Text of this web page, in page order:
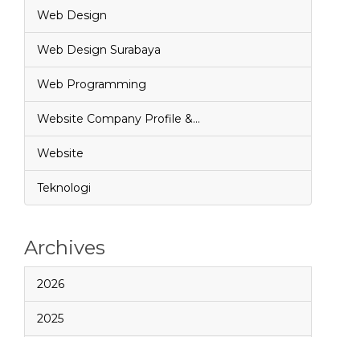
Web Design
Web Design Surabaya
Web Programming
Website Company Profile &…
Website
Teknologi
Archives
2026
2025